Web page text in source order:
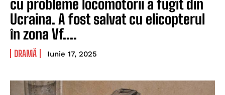
cu probleme locomotorii a fugit din
Ucraina. A fost salvat cu elicopterul
în zona Vf....
DRAMĂ Iunie 17, 2025